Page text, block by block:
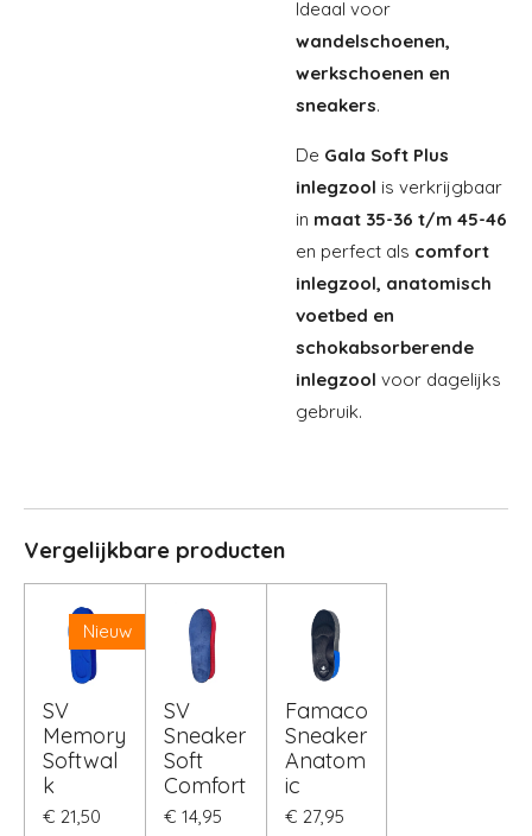
Ideaal voor
wandelschoenen,
werkschoenen en
sneakers.
De Gala Soft Plus
inlegzool is verkrijgbaar
in maat 35-36 t/m 45-46
en perfect als comfort
inlegzool, anatomisch
voetbed en
schokabsorberende
inlegzool voor dagelijks
gebruik.
Vergelijkbare producten
Nieuw
SV
Memory
Softwal
k
€ 21,50
SV
Sneaker
Soft
Comfort
€ 14,95
Famaco
Sneaker
Anatom
ic
€ 27,95